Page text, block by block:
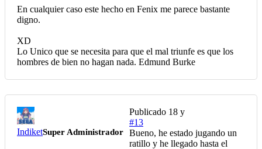
En cualquier caso este hecho en Fenix me parece bastante
digno.
XD
Lo Unico que se necesita para que el mal triunfe es que los
hombres de bien no hagan nada. Edmund Burke
IndiketSuper Administrador
Publicado 18 y
#13
Bueno, he estado jugando un
ratillo y he llegado hasta el